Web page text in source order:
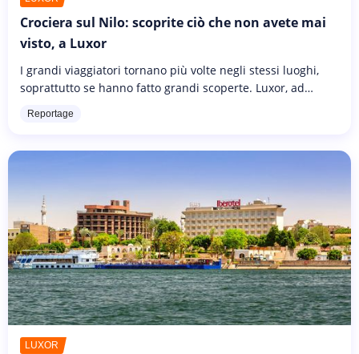
Crociera sul Nilo: scoprite ciò che non avete mai
visto, a Luxor
I grandi viaggiatori tornano più volte negli stessi luoghi,
soprattutto se hanno fatto grandi scoperte. Luxor, ad
vostro caso,...
Reportage
LUXOR